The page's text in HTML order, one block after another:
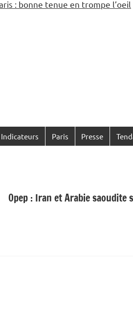
: bonne tenue en trompe l’oeil
Indicateurs Paris Presse
Opep : Iran et Arabie saoudite